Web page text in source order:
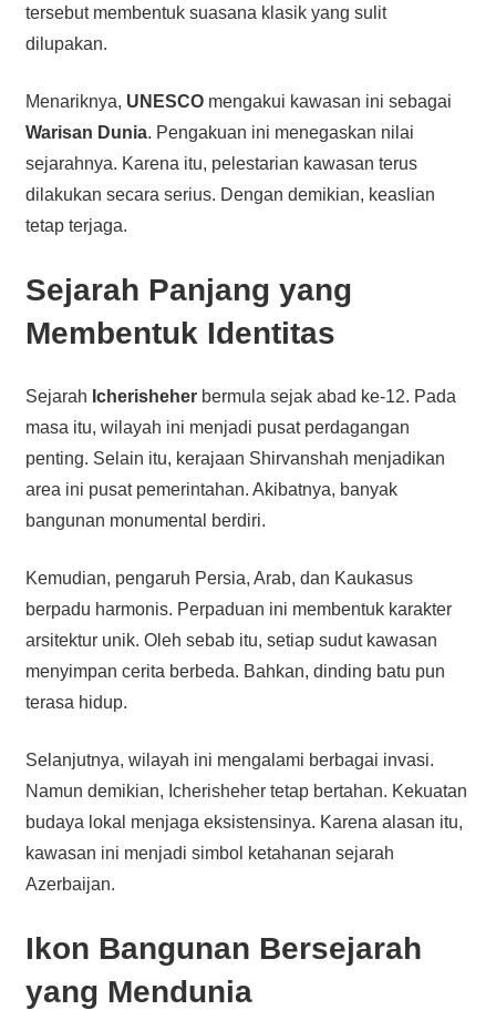
tersebut membentuk suasana klasik yang sulit
dilupakan.
Menariknya, UNESCOmengakui kawasan ini sebagai
Warisan Dunia. Pengakuan ini menegaskan nilai
sejarahnya. Karena itu, pelestarian kawasan terus
dilakukan secara serius. Dengan demikian, keaslian
tetap terjaga.
Sejarah Panjang yang
Membentuk Identitas
Sejarah Icherisheherbermula sejak abad ke-12. Pada
masa itu, wilayah ini menjadi pusat perdagangan
penting. Selain itu, kerajaan Shirvanshah menjadikan
area ini pusat pemerintahan. Akibatnya, banyak
bangunan monumental berdiri.
Kemudian, pengaruh Persia, Arab, dan Kaukasus
berpadu harmonis. Perpaduan ini membentuk karakter
arsitektur unik. Oleh sebab itu, setiap sudut kawasan
menyimpan cerita berbeda. Bahkan, dinding batu pun
terasa hidup.
Selanjutnya, wilayah ini mengalami berbagai invasi.
Namun demikian, Icherisheher tetap bertahan. Kekuatan
budaya lokal menjaga eksistensinya. Karena alasan itu,
kawasan ini menjadi simbol ketahanan sejarah
Azerbaijan.
Ikon Bangunan Bersejarah
yang Mendunia